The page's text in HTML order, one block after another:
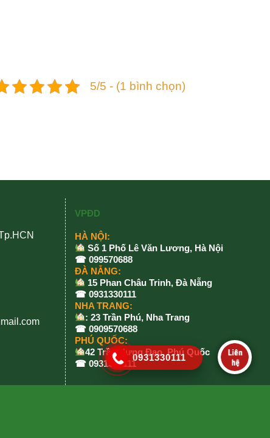
5/5 - (1 bình chọn)
VPĐD
HÀ NỘI:
Số 1 Phố Lê Văn Lương, Hà Nội
☎ 099570688
ĐÀ NẴNG:
15 Phan Châu Trinh, Đà Nẵng
☎ 0931330111
NHA TRANG:
: 23 Trần Phú, Nha Trang
☎ 0909570688
PHÚ QUỐC:
42 Trần Hưng Đạo, Phú Quốc
☎ 0931330111
0931330111